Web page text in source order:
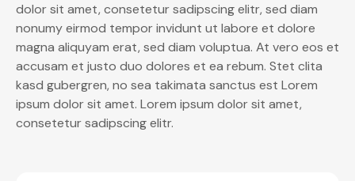
dolor sit amet, consetetur sadipscing elitr, sed diam
nonumy eirmod tempor invidunt ut labore et dolore
magna aliquyam erat, sed diam voluptua. At vero eos et
accusam et justo duo dolores et ea rebum. Stet clita
kasd gubergren, no sea takimata sanctus est Lorem
ipsum dolor sit amet. Lorem ipsum dolor sit amet,
consetetur sadipscing elitr.